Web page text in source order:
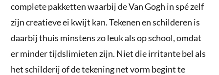
complete pakketten waarbij de Van Gogh in spé zelf
zijn creatieve ei kwijt kan. Tekenen en schilderen is
daarbij thuis minstens zo leuk als op school, omdat
er minder tijdslimieten zijn. Niet die irritante bel als
het schilderij of de tekening net vorm begint te